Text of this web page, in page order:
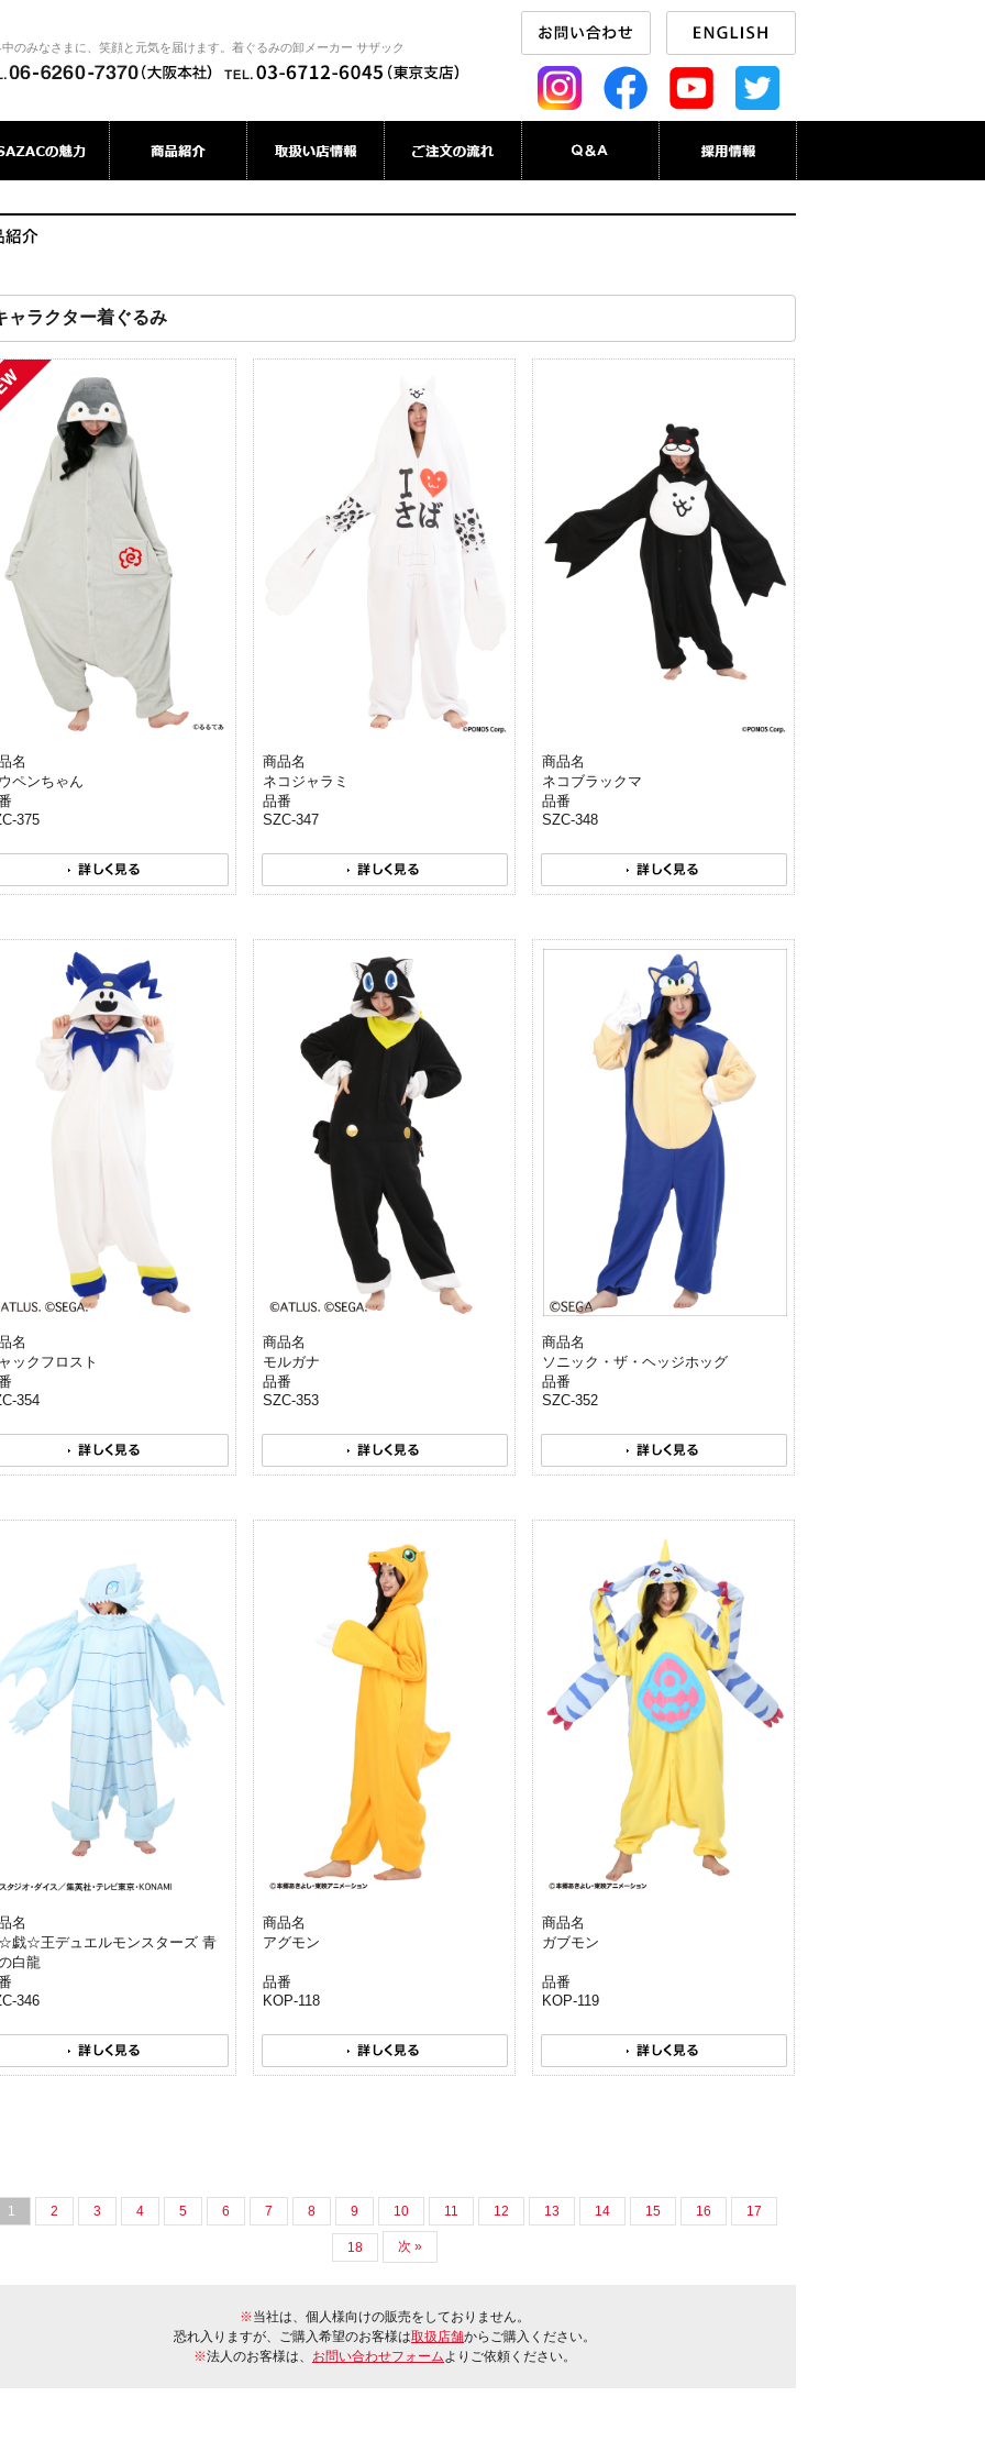
のみなさまに、笑顔と元気を届けます。着ぐるみの卸メーカー サザック
ャラクター着ぐるみ
名
ペンちゃん
375
商品名
ネコジャラミ
品番
SZC-347
商品名
ネコブラックマ
品番
SZC-348
名
ックフロスト
354
商品名
モルガナ
品番
SZC-353
商品名
ソニック・ザ・ヘッジホッグ
品番
SZC-352
名
戯☆王デュエルモンスターズ 青
白龍
346
商品名
アグモン
品番
KOP-118
商品名
ガブモン
品番
KOP-119
1 2 3 4 5 6 7 8 9 10 11 12 13 14 15 16 17
18 次 »
※当社は、個人様向けの販売をしておりません。
恐れ入りますが、ご購入希望のお客様は取扱店舗からご購入ください。
※法人のお客様は、 お問い合わせフォームよりご依頼ください。